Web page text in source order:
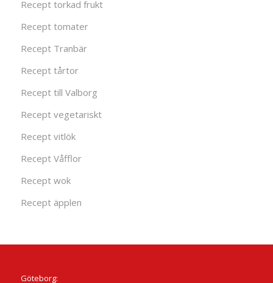
Recept torkad frukt
Recept tomater
Recept Tranbär
Recept tårtor
Recept till Valborg
Recept vegetariskt
Recept vitlök
Recept Våfflor
Recept wok
Recept äpplen
Göteborg: